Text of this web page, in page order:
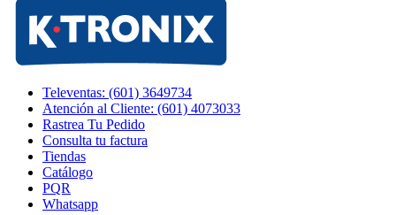
Televentas: (601) 3649734
Atención al Cliente: (601) 4073033
Rastrea Tu Pedido
Consulta tu factura
Tiendas
Catálogo
PQR
Whatsapp